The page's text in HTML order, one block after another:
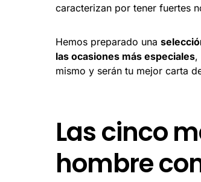
caracterizan por tener fuertes
Hemos preparado una
las ocasiones más especiales,
mismo y serán tu mejor carta
Las cinco
hombre